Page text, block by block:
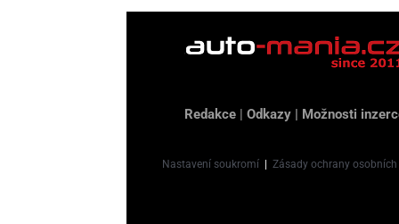
Redakce |Odkazy Možnosti
Nastavení soukromí |Zásady ochrany